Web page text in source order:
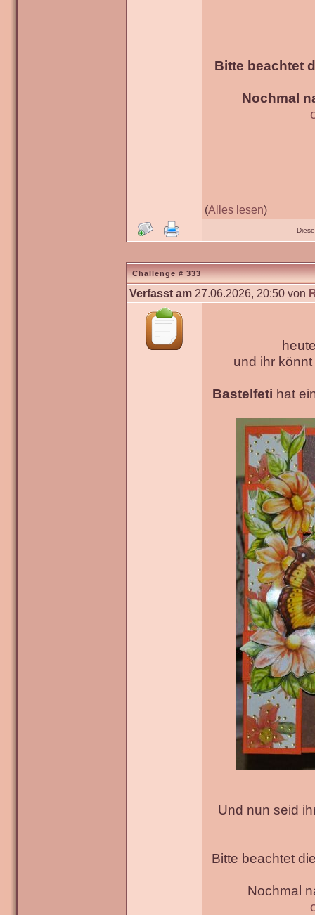
Bitte beachtet
Nochmal
(Alles lesen)
Challenge # 333
Verfasst am 27.06.2026, 20:50 von
und ihr
Bastelfeti hat
Und nun seid
Bitte beachtet
Nochmal